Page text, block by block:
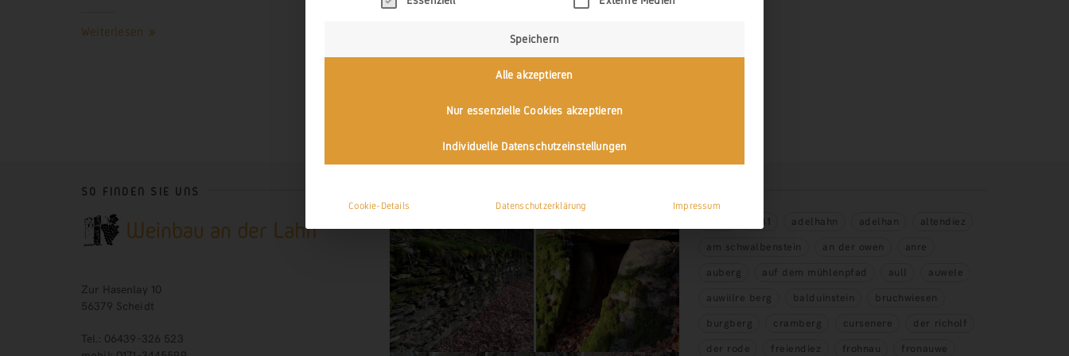
Weiterlesen
SO FINDEN SIE UNS
Zur Hasenlay 10
56379 Scheidt
Tel.: 06439-326 523
1381 adelhahn adelhan
altendiez
am schwalbenstein
an der owen
anre
auberg
auf dem mühlenpfad aull
auwele
auwiilre berg
balduinstein
bruchwiesen
burgberg
cramberg cursenere
der richolf
der rode
freiendiez frohnau fronauwe
Speichern
Alle akzeptieren
Nur essenzielle Cookies akzeptieren
Individuelle Datenschutzeinstellungen
Cookie-Details Datenschutzerklärung Impressum